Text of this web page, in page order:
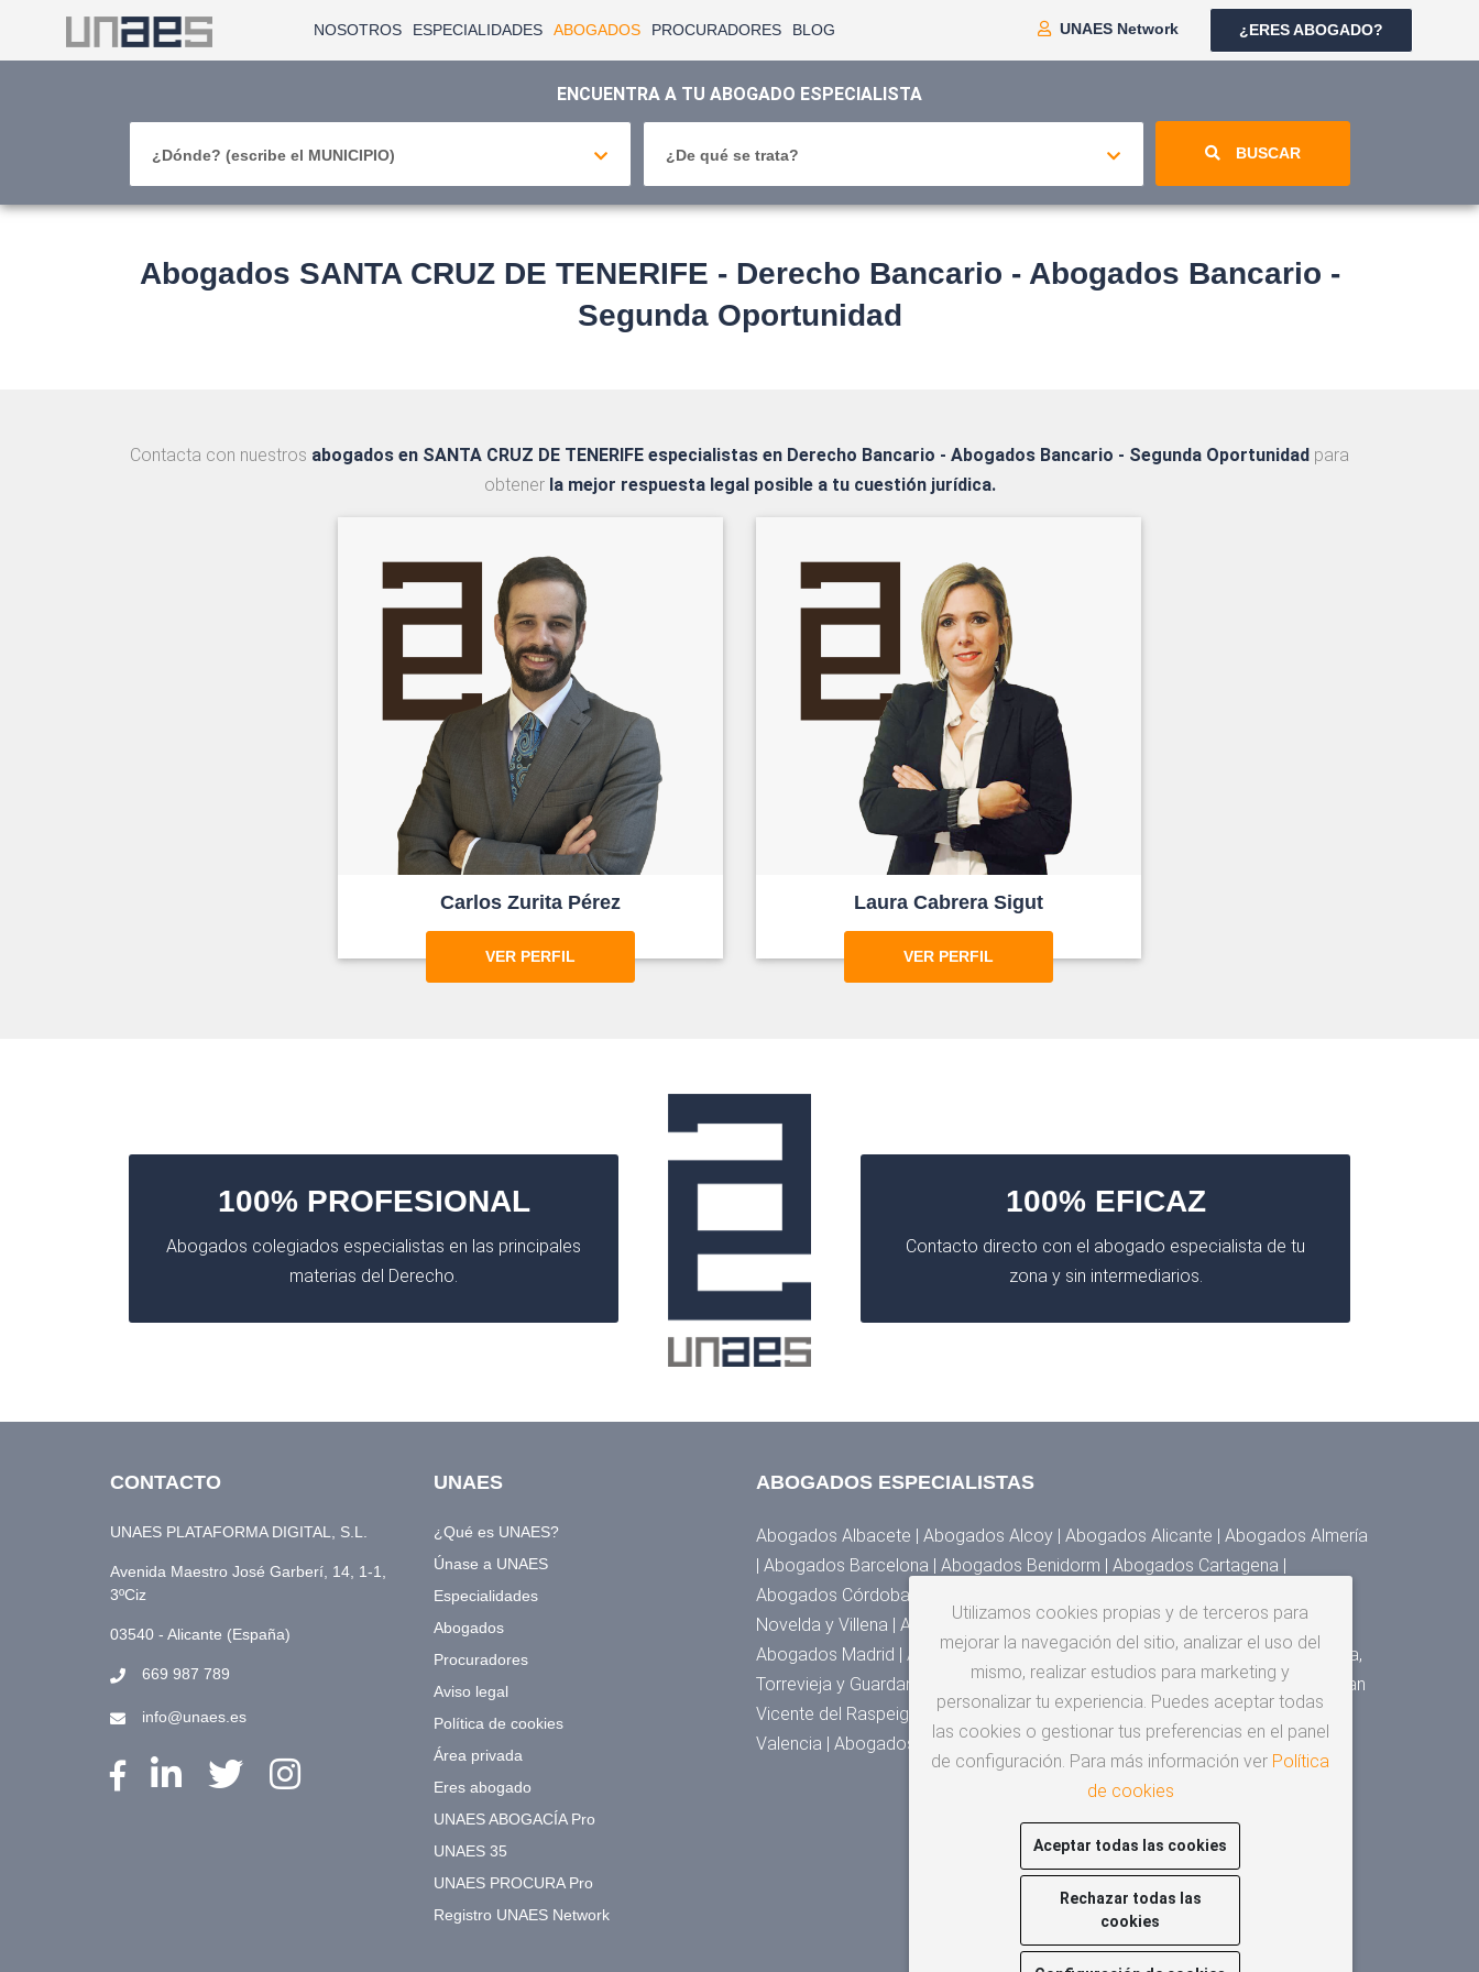
NOSOTROS ESPECIALIDADES ABOGADOS PROCURADORES BLOG UNAES Network ¿ERES ABOGADO?
ENCUENTRA A TU ABOGADO ESPECIALISTA
¿Dónde? (escribe el MUNICIPIO) ¿De qué se trata? BUSCAR
Abogados SANTA CRUZ DE TENERIFE - Derecho Bancario - Abogados Bancario -
Segunda Oportunidad
Contacta con nuestros abogados en SANTA CRUZ DE TENERIFE especialistas en Derecho Bancario - Abogados Bancario - Segunda Oportunidad para
obtener la mejor respuesta legal posible a tu cuestión jurídica.
Carlos Zurita Pérez
VER PERFIL
Laura Cabrera Sigut
VER PERFIL
100% PROFESIONAL
Abogados colegiados especialistas en las principales
materias del Derecho.
100% EFICAZ
Contacto directo con el abogado especialista de tu
zona y sin intermediarios.
CONTACTO
UNAES PLATAFORMA DIGITAL, S.L.
Avenida Maestro José Garberí, 14, 1-1,
3ºCiz
03540 - Alicante (España)
669 987 789
info@unaes.es
UNAES
¿Qué es UNAES?
Únase a UNAES
Especialidades
Abogados
Procuradores
Aviso legal
Política de cookies
Área privada
Eres abogado
UNAES ABOGACÍA Pro
UNAES 35
UNAES PROCURA Pro
Registro UNAES Network
ABOGADOS ESPECIALISTAS
Abogados Albacete | Abogados Alcoy | Abogados Alicante | Abogados Almería
| Abogados Barcelona | Abogados Benidorm | Abogados Cartagena |
Abogados Córdoba | Abogados Denia | Abogados Elche | Abogados Elda,
Novelda y Villena | Abogados Granada | Abogados Huesca | Abogados Jaén |
Abogados Madrid | Abogados Málaga | Abogados Murcia | Abogados Orihuela,
Torrevieja y Guardamar | Abogados San Cristóbal de la Laguna | Abogados San
Vicente del Raspeig | Abogados Santander | Abogados Sevilla | Abogados
Valencia | Abogados Zaragoza
Utilizamos cookies propias y de terceros para
mejorar la navegación del sitio, analizar el uso del
mismo, realizar estudios para marketing y
personalizar tu experiencia. Puedes aceptar todas
las cookies o gestionar tus preferencias en el panel
de configuración. Para más información ver Política
de cookies
Aceptar todas las cookies
Rechazar todas las
cookies